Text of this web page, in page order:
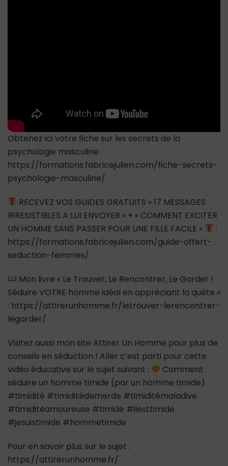
Obtenez ici votre fiche sur les secrets de la
psychologie masculine :
https://formations.fabricejulien.com/fiche-secrets-
psychologie-masculine/
RECEVEZ VOS GUIDES GRATUITS « 17 MESSAGES
IRRESISTIBLES A LUI ENVOYER » + « COMMENT EXCITER
UN HOMME SANS PASSER POUR UNE FILLE FACILE »
:
https://formations.fabricejulien.com/guide-offert-
seduction-femmes/
Mon livre « Le Trouver, Le Rencontrer, Le Garder !
Séduire VOTRE homme idéal en appréciant la quête »
: https://attirerunhomme.fr/letrouver-lerencontrer-
legarder/
Visitez aussi mon site Attirer Un Homme pour plus de
conseils en séduction ! Aller c’est parti pour cette
vidéo éducative sur le sujet suivant :
Comment
séduire un homme timide (par un homme timide)
#timidité #timiditédemerde #timiditémaladive
#timiditéamoureuse #timide #ilesttimide
#jesuistimide #hommetimide
Pour en savoir plus sur le sujet :
https://attirerunhomme.fr/